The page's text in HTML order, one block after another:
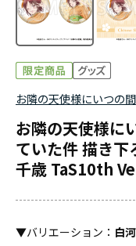
お隣の天使様にいつの
お隣の天使様に
ていた件 描き
千歳 TaS10th
▼バリエーション ： 白